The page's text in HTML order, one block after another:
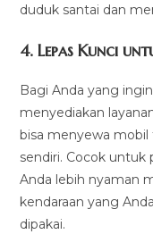
duduk santai dan
4.Lepas Kunci
Bagi Anda yang
menyediakan
bisa menyewa
sendiri. Cocok untuk
Anda lebih nyaman
kendaraan yang
dipakai.